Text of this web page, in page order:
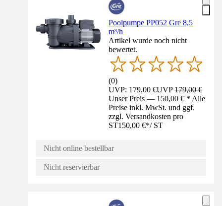
Poolpumpe PP052 Gre 8,5
m³/h
Artikel wurde noch nicht
bewertet.
(0)
UVP: 179,00 €UVP179,00 €
Unser Preis — 150,00 € * Alle
Preise inkl. MwSt. und ggf.
zzgl. Versandkosten pro
ST150,00 €*/ ST
Nicht online bestellbar
Nicht reservierbar